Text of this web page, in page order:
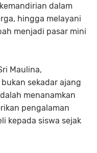
dalam
hingga melayani
menjadi pasar mini
Maulina,
sekadar ajang
menanamkan
pengalaman
kepada siswa sejak